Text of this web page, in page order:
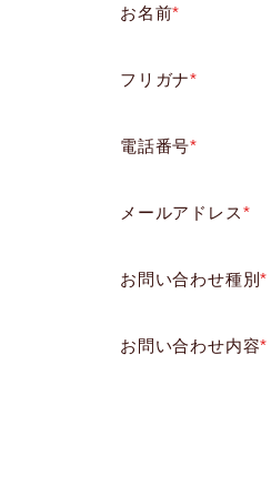
お名前*
フリガナ*
電話番号*
メールアドレス*
お問い合わせ種別*
お問い合わせ内容*